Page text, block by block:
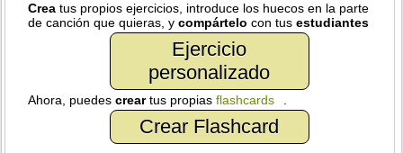
Crea tus propios ejercicios, introduce los huecos en la parte
de canción que quieras, ycompártelo con tusestudiantes
Ejercicio
personalizado
Ahora, puedescreartus propiasflashcards
Crear Flashcard